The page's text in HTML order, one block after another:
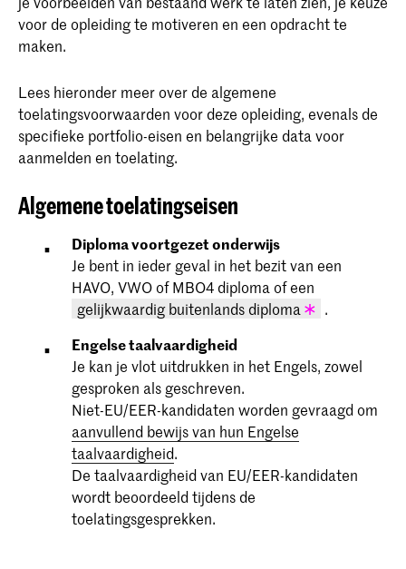
voor de opleiding te motiveren en een opdracht te
maken.
Lees hieronder meer over de algemene
toelatingsvoorwaarden voor deze opleiding, evenals de
specifieke portfolio-eisen en belangrijke data voor
aanmelden en toelating.
Algemene toelatingseisen
Diploma voortgezet onderwijs
Je bent in ieder geval in het bezit van een
HAVO, VWO of MBO4 diploma of een
gelijkwaardig buitenlands diploma
Bekijk de Nederlandse waardering van
buitenlandse diploma’s op deNuffic-
website.
.
Engelse taalvaardigheid
Je kan je vlot uitdrukken in het Engels, zowel
gesproken als geschreven.
Niet-EU/EER-kandidaten worden gevraagd om
aanvullend bewijs van hun Engelse
taalvaardigheid.
De taalvaardigheid van EU/EER-kandidaten
wordt beoordeeld tijdens de
toelatingsgesprekken.